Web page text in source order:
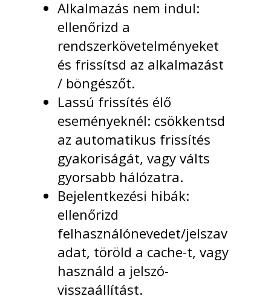
Alkalmazás nem indul:
ellenőrizd a
rendszerkövetelményeket
és frissítsd az alkalmazást
/ böngészőt.
Lassú frissítés élő
eseményeknél: csökkentsd
az automatikus frissítés
gyakoriságát, vagy válts
gyorsabb hálózatra.
Bejelentkezési hibák:
ellenőrizd
felhasználónevedet/jelszav
adat, töröld a cache-t, vagy
használd a jelszó-
visszaállítást.